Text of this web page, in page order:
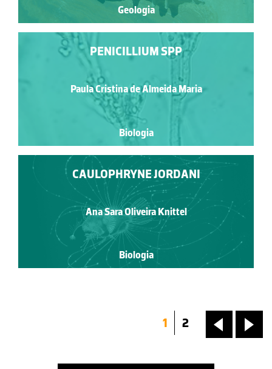
Geologia
PENICILLIUM SPP
Paula Cristina de Almeida Maria
Biologia
CAULOPHRYNE JORDANI
Ana Sara Oliveira Knittel
Biologia
«
1 2 »